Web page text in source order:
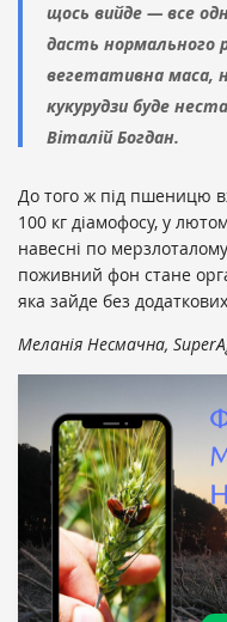
щось вийде — все
дасть нормального
вегетативна маса,
кукурудзи буде
Віталій Богдан.
До того ж під пшеницю
100 кг діамофосу, у
навесні по
поживний фон стане
яка зайде без
Меланія Несмачна,